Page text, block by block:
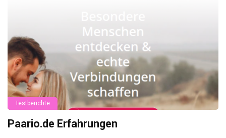
Testberichte
Paario.de Erfahrungen